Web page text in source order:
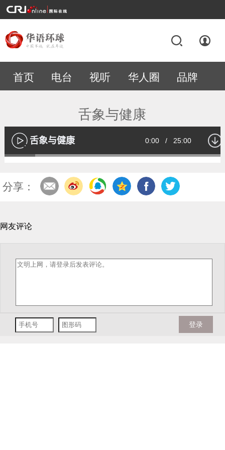
首页 电台 视听 华人圈 品牌
舌象与健康
播
放
舌象与健康 Current
0:00 / Duration
25:00
Loaded:
分享：
网友评论
登录